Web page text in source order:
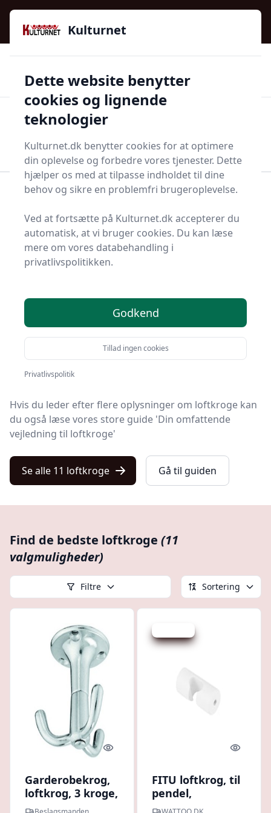
Kulturnet - Alt Det Gode I Livet | Din Kulturguide Siden
2016
97 kategorier 👍Kun godkendte butikker
Start søgning
Bolig og indretning Møbler
Find de bedste loftkroge
- 11 valgmuligheder
loftkroge. Vi har udvalgt 11 produkter til dig!
loftkrog tilbud, en specifik model eller at få gratis
levering, finder du det på vores liste med 11 udvalgte
produkter her.
Hvis du leder efter flere oplysninger om loftkroge kan
du også læse vores store guide 'Din omfattende
vejledning til loftkroge'
Se alle 11 loftkroge Gå til guiden
Find de bedste loftkroge (11
valgmuligheder)
Filtre Sortering
Quick look
Garderobekrog,
loftkrog, 3 kroge,
drejelig,
Quick
FITU loftkrog, til
pendel,
kabelklemme,
Kulturnet
Dette website benytter
cookies og lignende
teknologier
Kulturnet.dk benytter cookies for at optimere
din oplevelse og forbedre vores tjenester. Dette
hjælper os med at tilpasse indholdet til dine
behov og sikre en problemfri brugeroplevelse.
Ved at fortsætte på Kulturnet.dk accepterer du
automatisk, at vi bruger cookies. Du kan læse
mere om vores databehandling i
privatlivspolitikken.
Godkend
Tillad ingen cookies
Privatlivspolitik